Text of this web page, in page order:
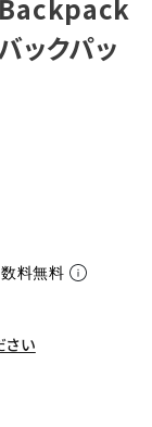
ックパッ
料無料
さい